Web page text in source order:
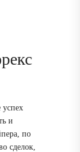
и
по
сделок,